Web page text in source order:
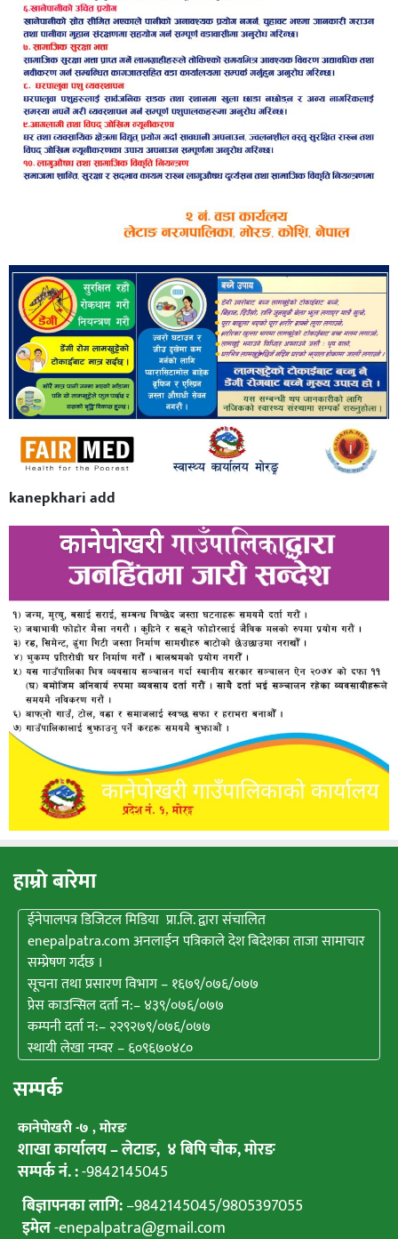
kanepkhari add
हाम्राे बारेमा
ईनेपालपत्र डिजिटल मिडिया प्रा.लि. द्वारा संचालित
enepalpatra.com अनलाईन पत्रिकाले देश बिदेशका ताजा सामाचार
सम्प्रेषण गर्दछ ।
सूचना तथा प्रसारण विभाग – १६७९/०७६/०७७
प्रेस काउन्सिल दर्ता न:– ४३९/०७६/०७७
कम्पनी दर्ता न:– २२९२७९/०७६/०७७
स्थायी लेखा नम्वर – ६०९६७०४८०
सम्पर्क
कानेपाेखरी -७ , मोरङ
शाखा कार्यालय – लेटाङ, ४ बिपि चाैक, माेरङ
सम्पर्क नं. :-9842145045
बिज्ञापनका लागि:–9842145045/9805397055
इमेल-enepalpatra@gmail.com